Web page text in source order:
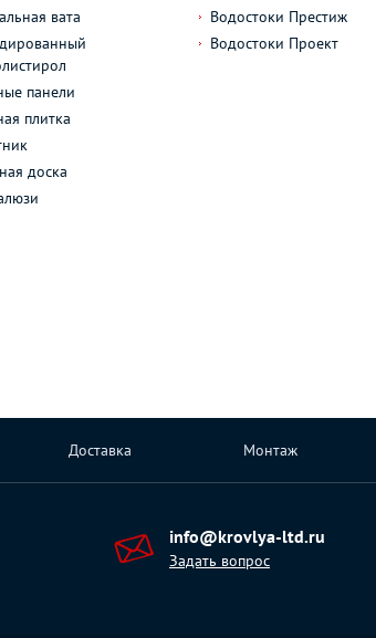
вата
панели
плитка
доска
Водостоки Престиж
Водостоки Проект
Доставка Монтаж
info@krovlya-ltd.ru
Задать вопрос